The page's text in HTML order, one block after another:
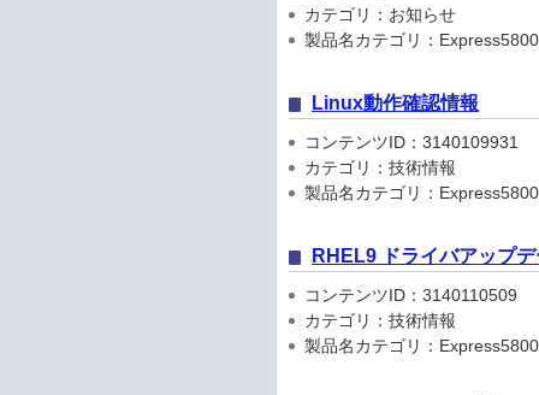
カテゴリ：お知らせ
製品名カテゴリ：
Linux動作確認情報
コンテンツID：3140109931
カテゴリ：技術情報
製品名カテゴリ：
RHEL9 ドライバアップ
コンテンツID：3140110509
カテゴリ：技術情報
製品名カテゴリ：